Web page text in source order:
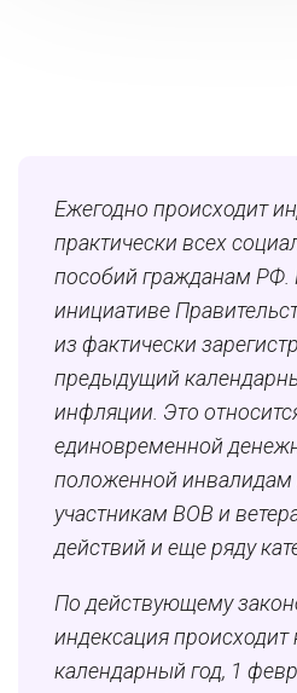
Ежегодно происходит
практически всех
пособий гражданам РФ.
инициативе
из фактически
предыдущий
инфляции. Это
единовременной
положенной инвалидам
участникам ВОВ и
действий и еще ряду
По действующему
индексация
календарный год, 1